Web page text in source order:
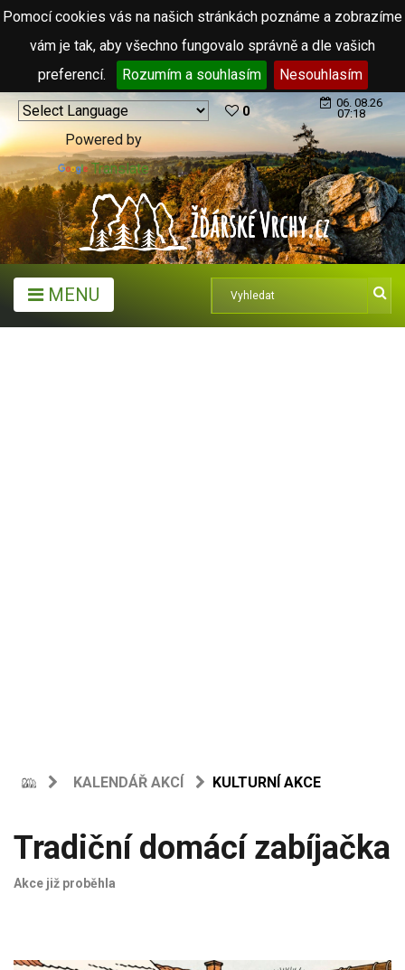
Pomocí cookies vás na našich stránkách poznáme a zobrazíme
vám je tak, aby všechno fungovalo správně a dle vašich
preferencí.
Rozumím a souhlasím Nesouhlasím
Powered by
Translate
0
06. 08.26
07:18
MENU
KALENDÁŘ AKCÍ KULTURNÍ AKCE
Tradiční domácí zabíjačka
Akce již proběhla